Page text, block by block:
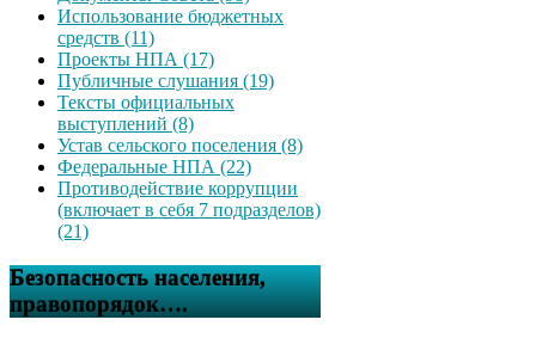
Использование бюджетных
средств (11)
Проекты НПА (17)
Публичные слушания (19)
Тексты официальных
выступлений (8)
Устав сельского поселения (8)
Федеральные НПА (22)
Противодействие коррупции
(включает в себя 7 подразделов)
(21)
Безопасность населения,
правопорядок….